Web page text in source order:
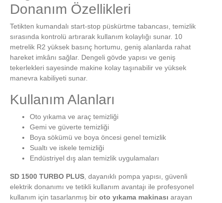
Donanım Özellikleri
Tetikten kumandalı start-stop püskürtme tabancası, temizlik
sırasında kontrolü artırarak kullanım kolaylığı sunar. 10
metrelik R2 yüksek basınç hortumu, geniş alanlarda rahat
hareket imkânı sağlar. Dengeli gövde yapısı ve geniş
tekerlekleri sayesinde makine kolay taşınabilir ve yüksek
manevra kabiliyeti sunar.
Kullanım Alanları
Oto yıkama ve araç temizliği
Gemi ve güverte temizliği
Boya sökümü ve boya öncesi genel temizlik
Sualtı ve iskele temizliği
Endüstriyel dış alan temizlik uygulamaları
SD 1500 TURBO PLUS, dayanıklı pompa yapısı, güvenli
elektrik donanımı ve tetikli kullanım avantajı ile profesyonel
kullanım için tasarlanmış bir oto yıkama makinası arayan